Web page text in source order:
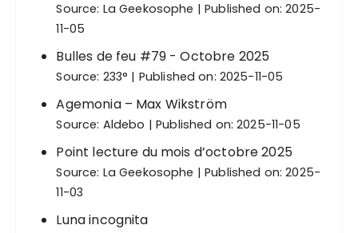
Source: La Geekosophe
Published on: 2025-
11-05
Bulles de feu #79 - Octobre 2025
Source: 233° Published on: 2025-11-05
Agemonia – Max Wikström
Source: Aldebo Published on: 2025-11-05
Point lecture du mois d’octobre 2025
Source: La Geekosophe
Published on: 2025-
11-03
Luna incognita